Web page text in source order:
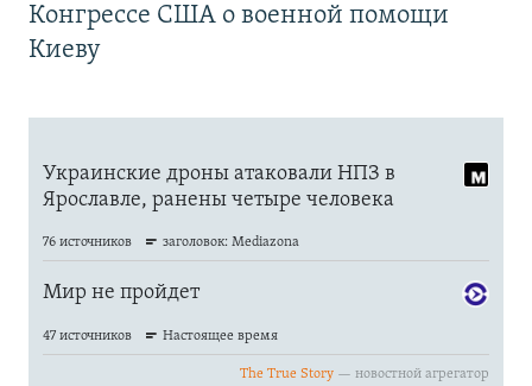
Конгрессе США о военной помощи
Киеву